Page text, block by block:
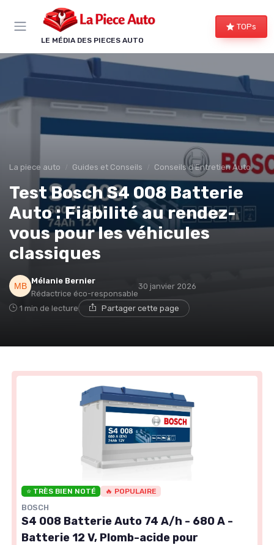
LE MÉDIA DES PIECES AUTO
TOPs
La piece auto Guides et Conseils Conseils d'Entretien Auto
Test Bosch S4 008 Batterie
Auto : Fiabilité au rendez-
vous pour les véhicules
classiques
Mélanie Bernier
Rédactrice éco-responsable
30 janvier 2026
1 min de lecture Partager cette page
⭐ TRÈS BIEN NOTÉ 🔥 POPULAIRE
BOSCH
S4 008 Batterie Auto 74 A/h - 680 A -
Batterie 12 V, Plomb-acide pour
Panneau de gestion des cookies